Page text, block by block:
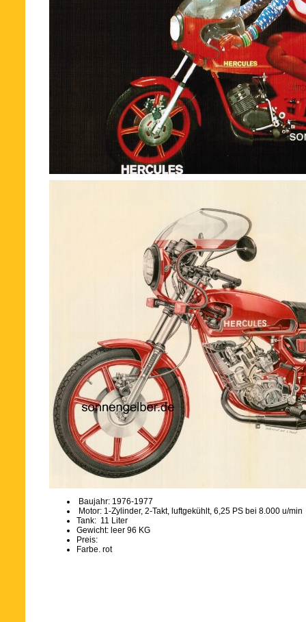
Baujahr: 1976-1977
Motor: 1-Zylinder, 2-Takt, luftgekühlt, 6,25 PS bei 8.000 u/min
Tank: 11 Liter
Gewicht: leer 96 KG
Preis:
Farbe. rot